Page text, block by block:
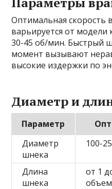
Оптимальная скорость
варьируется от
30-45 об/мин. Быстрый
момент вызывают
высокие издержки по
Диаметр и
Параметр
Диаметр
шнека
100-
Длина
шнека
от 1